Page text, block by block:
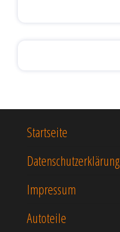
Startseite
Datenschutzerklärung
Impressum
Autoteile